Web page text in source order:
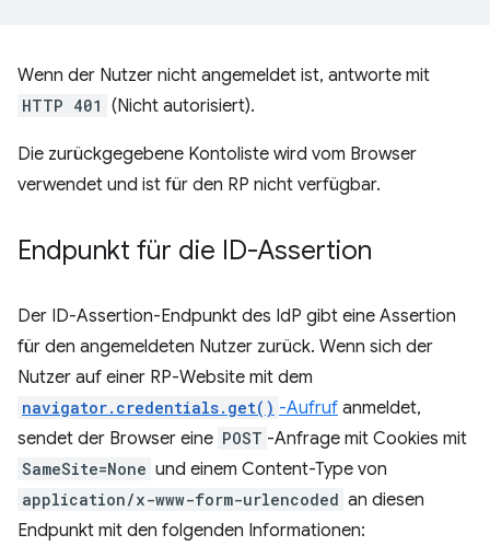
Wenn der Nutzer nicht angemeldet ist, antworte mit
HTTP 401 (Nicht autorisiert).
Die zurückgegebene Kontoliste wird vom Browser
verwendet und ist für den RP nicht verfügbar.
Endpunkt für die ID-Assertion
Der ID-Assertion-Endpunkt des IdP gibt eine Assertion
für den angemeldeten Nutzer zurück. Wenn sich der
Nutzer auf einer RP-Website mit dem
navigator.credentials.get() -Aufruf anmeldet,
sendet der Browser eine POST -Anfrage mit Cookies mit
SameSite=None und einem Content-Type von
application/x-www-form-urlencoded an diesen
Endpunkt mit den folgenden Informationen: